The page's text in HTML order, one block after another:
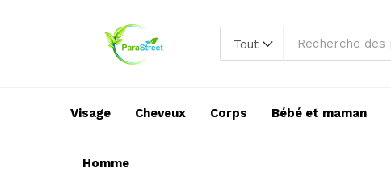
Tout
Visage Cheveux Corps Bébé et maman
Homme